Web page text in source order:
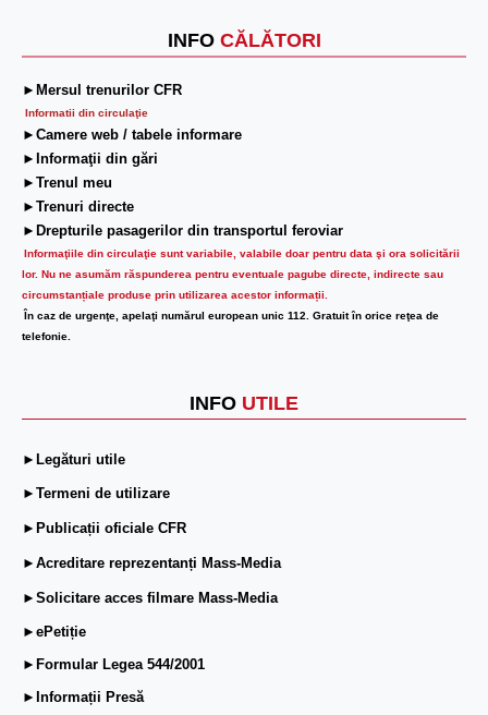
INFO CĂLĂTORI
►Mersul trenurilor CFR
Informatii din circulaţie
►Camere web / tabele informare
►Informaţii din gări
►Trenul meu
►Trenuri directe
►Drepturile pasagerilor din transportul feroviar
Informaţiile din circulaţie sunt variabile, valabile doar pentru data şi ora solicitării
lor. Nu ne asumăm răspunderea pentru eventuale pagube directe, indirecte sau
circumstanțiale produse prin utilizarea acestor informații.
În caz de urgenţe, apelaţi numărul european unic 112. Gratuit în orice reţea de
telefonie.
INFO UTILE
►Legături utile
►Termeni de utilizare
►Publicații oficiale CFR
►Acreditare reprezentanți Mass-Media
►Solicitare acces filmare Mass-Media
►ePetiție
►Formular Legea 544/2001
►Informații Presă